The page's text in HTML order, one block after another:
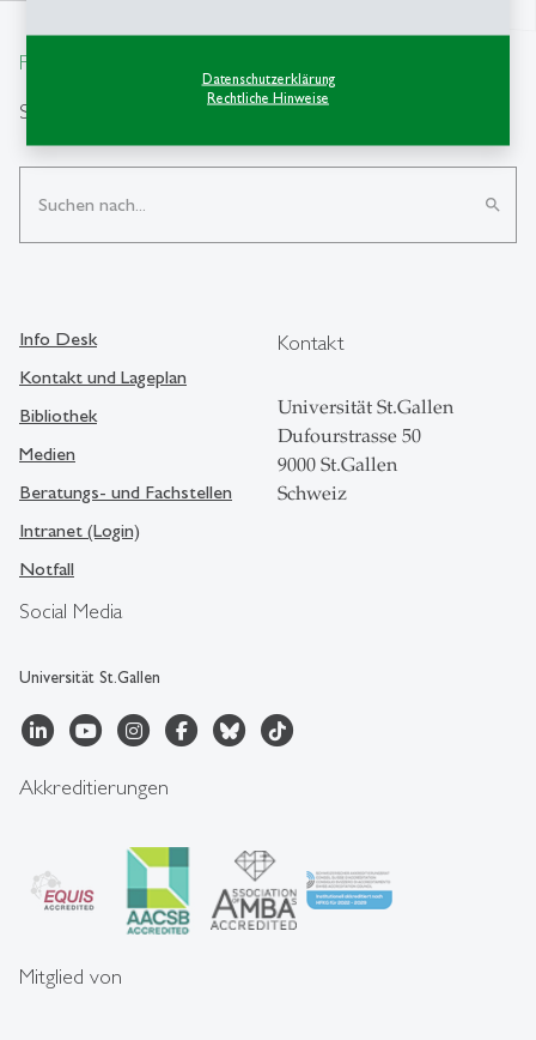
Datenschutzerklärung
Rechtliche Hinweise
From insight to impact.
Suche
search
Social Media
Universität St.Gallen
Info Desk
Kontakt und Lageplan
Bibliothek
Medien
Beratungs- und Fachstellen
Intranet (Login)
Notfall
Kontakt
Universität St.Gallen
Dufourstrasse 50
9000 St.Gallen
Schweiz
Akkreditierungen
Mitglied von